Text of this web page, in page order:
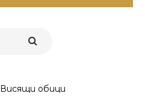
Висящи обици